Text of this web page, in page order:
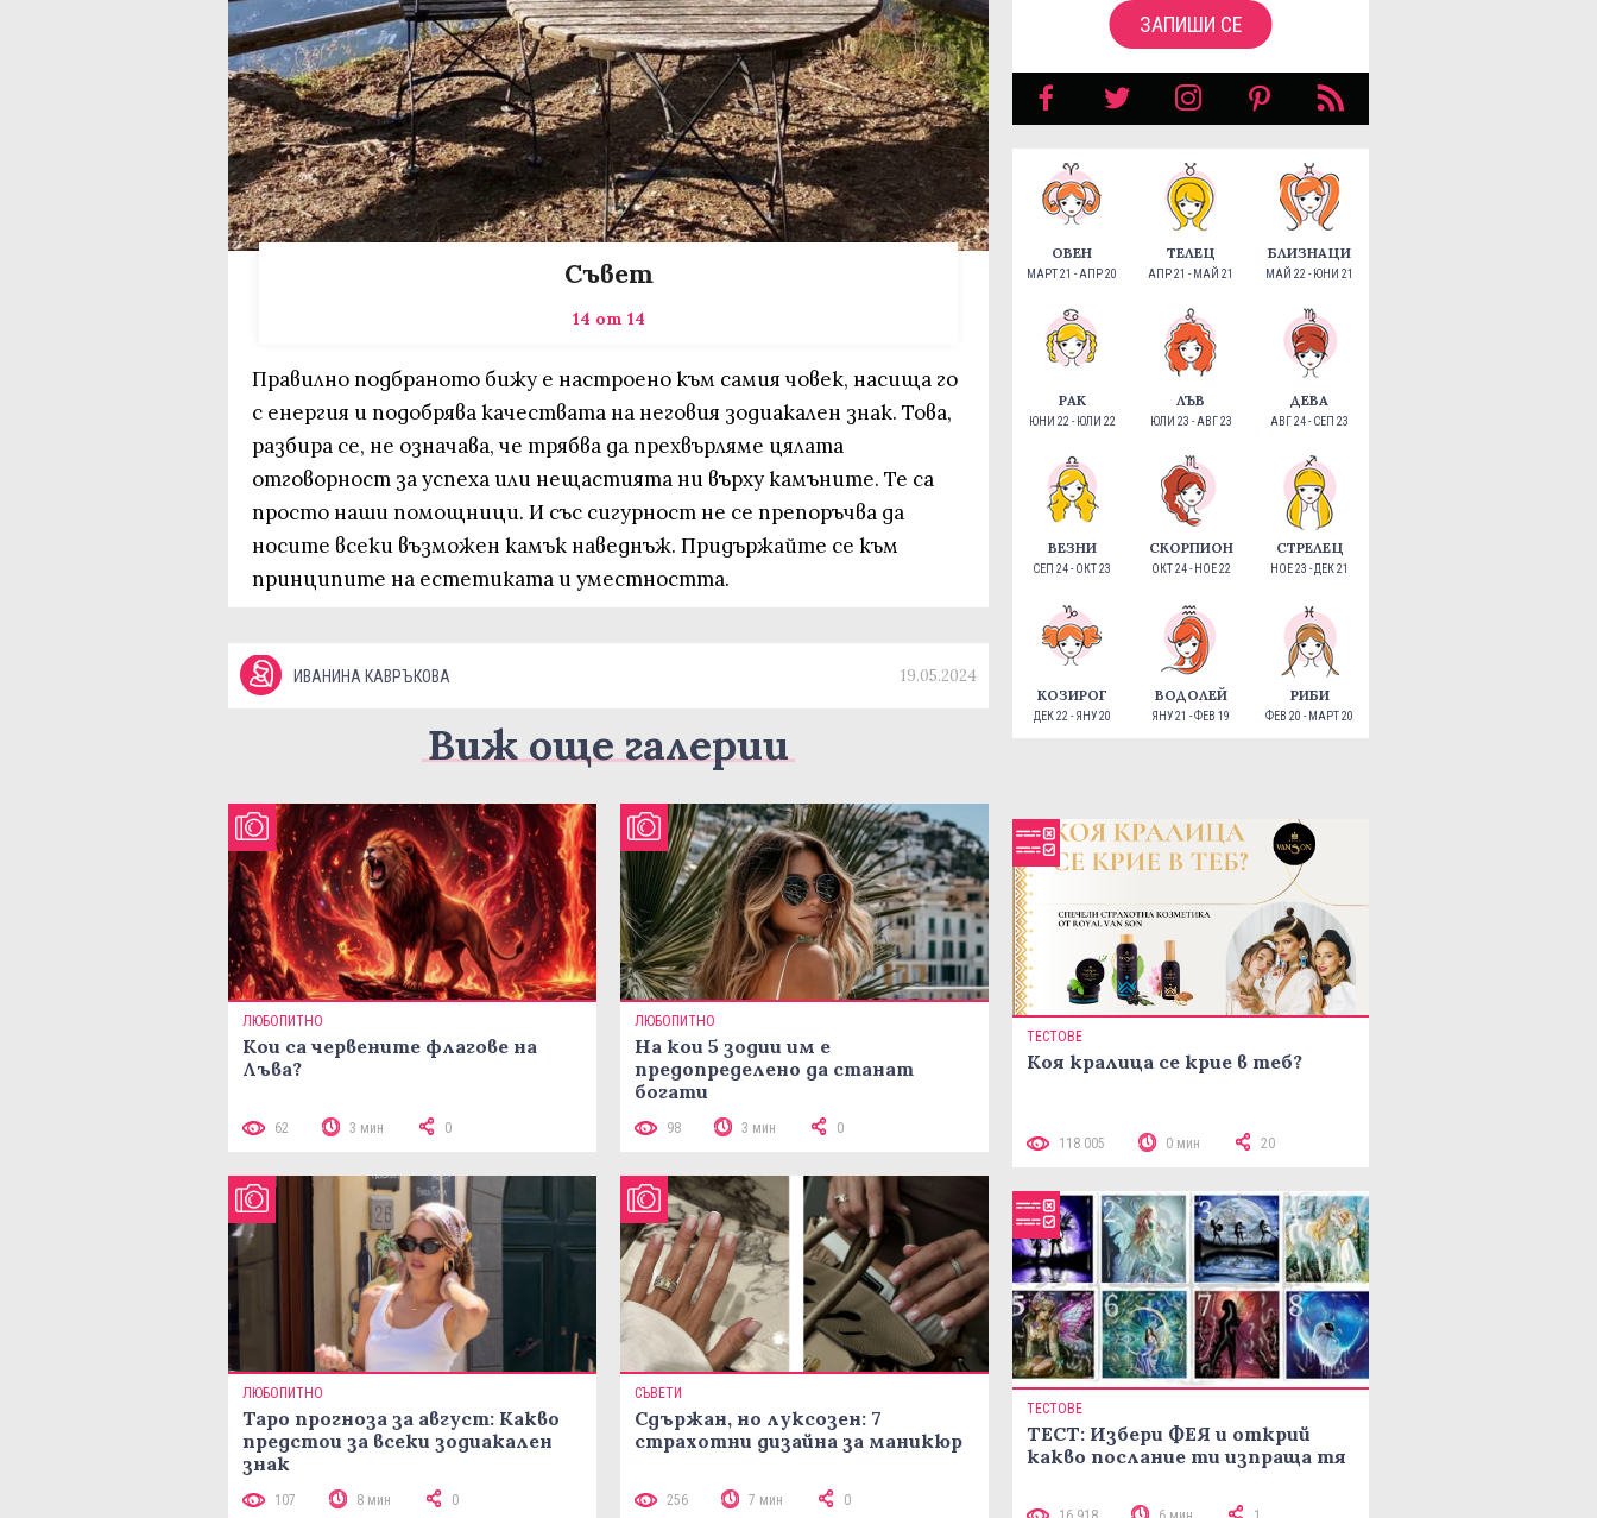
Съвет
14 от 14
Правилно подбраното бижу е настроено към самия човек, насища го
с енергия и подобрява качествата на неговия зодиакален знак. Това,
разбира се, не означава, че трябва да прехвърляме цялата
отговорност за успеха или нещастията ни върху камъните. Те са
просто наши помощници. И със сигурност не се препоръчва да
носите всеки възможен камък наведнъж. Придържайте се към
принципите на естетиката и уместността.
ИВАНИНА КАВРЪКОВА 19.05.2024
Виж още галерии
ЛЮБОПИТНО
Кои са червените флагове на
Лъва?
62 3 мин 0
ЛЮБОПИТНО
На кои 5 зодии им е
предопределено да станат
богати
98 3 мин 0
ЛЮБОПИТНО
Таро прогноза за август: Какво
предстои за всеки зодиакален
знак
107 8 мин 0
СЪВЕТИ
Сдържан, но луксозен: 7
страхотни дизайна за маникюр
256 7 мин 0
ЗАПИШИ СЕ
ОВЕН
МАРТ 21 - АПР 20
ТЕЛЕЦ
АПР 21 - МАЙ 21
БЛИЗНАЦИ
МАЙ 22 - ЮНИ 21
РАК
ЮНИ 22 - ЮЛИ 22
ЛЪВ
ЮЛИ 23 - АВГ 23
ДЕВА
АВГ 24 - СЕП 23
ВЕЗНИ
СЕП 24 - ОКТ 23
СКОРПИОН
ОКТ 24 - НОЕ 22
СТРЕЛЕЦ
НОЕ 23 - ДЕК 21
КОЗИРОГ
ДЕК 22 - ЯНУ 20
ВОДОЛЕЙ
ЯНУ 21 - ФЕВ 19
РИБИ
ФЕВ 20 - МАРТ 20
ТЕСТОВЕ
Коя кралица се крие в теб?
118 005 0 мин 20
ТЕСТОВЕ
ТЕСТ: Избери ФЕЯ и открий
какво послание ти изпраща тя